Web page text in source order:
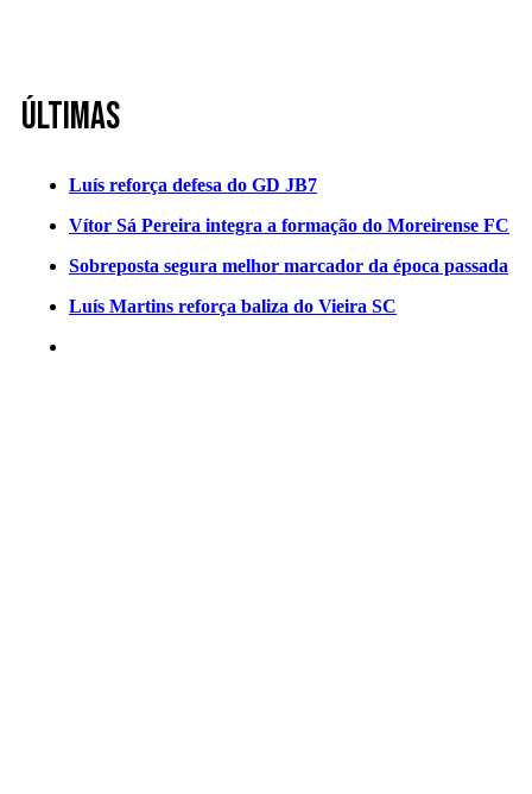
Últimas
Luís reforça defesa do GD JB7
Vítor Sá Pereira integra a formação do Moreirense FC
Sobreposta segura melhor marcador da época passada
Luís Martins reforça baliza do Vieira SC